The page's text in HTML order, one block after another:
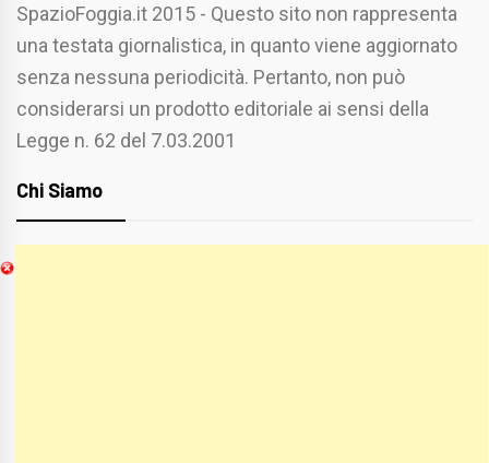
SpazioFoggia.it 2015 - Questo sito non rappresenta
una testata giornalistica, in quanto viene aggiornato
senza nessuna periodicità. Pertanto, non può
considerarsi un prodotto editoriale ai sensi della
Legge n. 62 del 7.03.2001
Chi Siamo